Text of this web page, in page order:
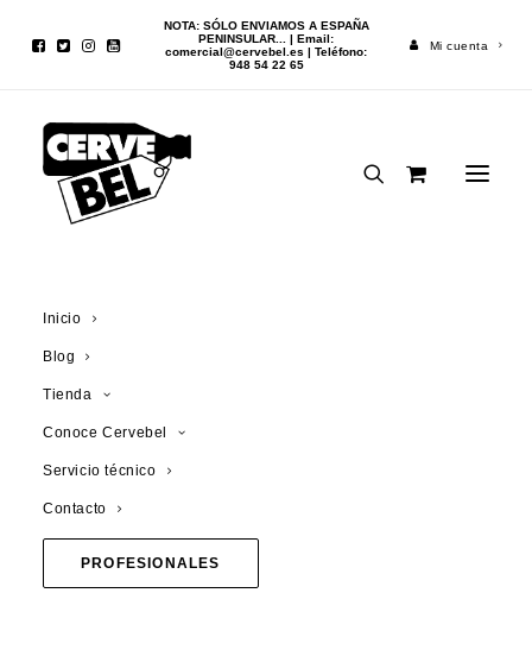
NOTA: SÓLO ENVIAMOS A ESPAÑA
PENINSULAR... | Email:
comercial@cervebel.es | Teléfono:
948 54 22 65
Mi cuenta
Inicio
Blog
Tienda
Conoce Cervebel
Servicio técnico
Contacto
PROFESIONALES
Inicio
Cerveza
Chimay Azul Grande Réserve Jeroboam 3l